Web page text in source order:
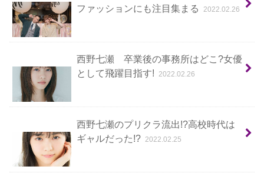
ファッションにも注目集まる
2022.02.26
西野七瀬 卒業後の事務所はどこ?女優
として飛躍目指す!
2022.02.26
西野七瀬のプリクラ流出!?高校時代は
ギャルだった!?
2022.02.25